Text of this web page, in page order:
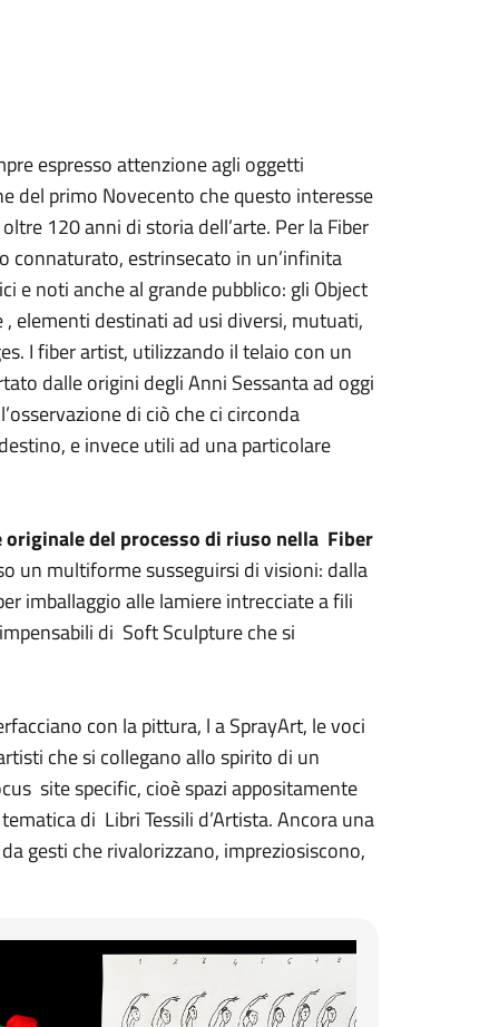
espresso attenzione agli oggetti
del primo Novecento che questo interesse
120 anni di storia dell’arte. Per la Fiber
connaturato, estrinsecato in un’infinita
e noti anche al grande pubblico: gli Object
elementi destinati ad usi diversi, mutuati,
I fiber artist, utilizzando il telaio con un
dalle origini degli Anni Sessanta ad oggi
di ciò che ci circonda
e invece utili ad una particolare
del processo di riuso nella Fiber
un multiforme susseguirsi di visioni: dalla
imballaggio alle lamiere intrecciate a fili
di Soft Sculpture che si
con la pittura, l a SprayArt, le voci
che si collegano allo spirito di un
site specific, cioè spazi appositamente
di Libri Tessili d’Artista. Ancora una
gesti che rivalorizzano, impreziosiscono,
ritrovata 3